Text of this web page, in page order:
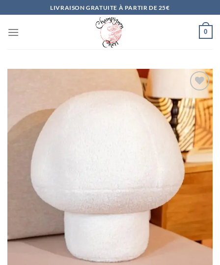
au
contenu
LIVRAISON GRATUITE À PARTIR DE 25€
0
Ajouter
à la
liste
d’envies